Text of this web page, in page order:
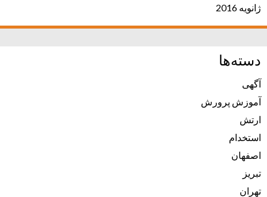
ژانویه 2016
دسته‌ها
آگهی
آموزش پرورش
ارتش
استخدام
اصفهان
تبریز
تهران